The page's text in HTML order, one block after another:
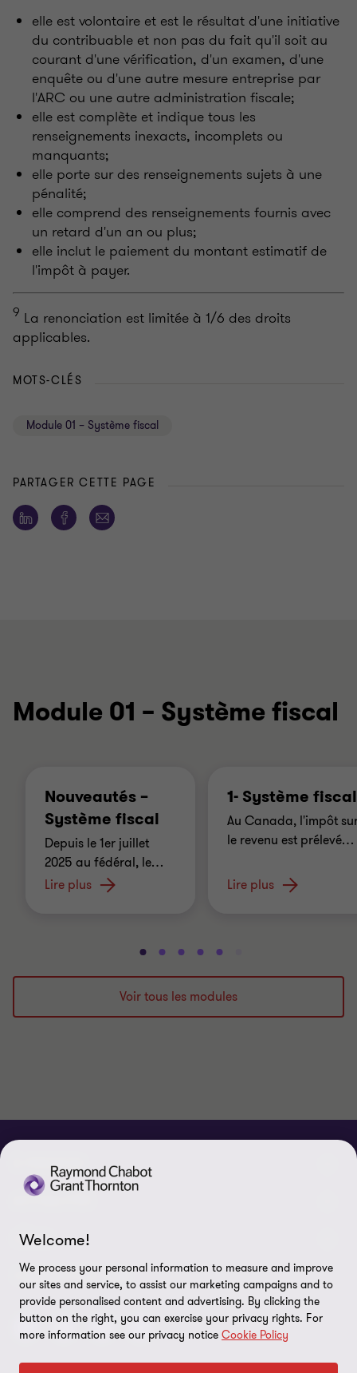
elle est volontaire et est le résultat d'une initiative
du contribuable et non pas du fait qu'il soit au
courant d'une vérification, d'un examen, d'une
enquête ou d'une autre mesure entreprise par
l'ARC ou une autre administration fiscale;
elle est complète et indique tous les
renseignements inexacts, incomplets ou
manquants;
elle porte sur des renseignements sujets à une
pénalité;
elle comprend des renseignements fournis avec
un retard d'un an ou plus;
elle inclut le paiement du montant estimatif de
l'impôt à payer.
9 La renonciation est limitée à 1/6 des droits
applicables.
MOTS-CLÉS
Module 01 – Système fiscal
PARTAGER CETTE PAGE
Module 01 – Système fiscal
Nouveautés –
Système fiscal
Depuis le 1er juillet
2025 au fédéral, le…
Lire plus
1- Système fiscal
Au Canada, l'impôt
le revenu est prélevé…
Lire plus
Aller
à
la
diapositive
Aller
à
la
diapositive
Aller
à
la
diapositive
Aller
à
la
diapositive
Aller
à
la
diapositive
à
diapositive
à
diapositive
à
diapositive
Voir tous les modules
À PROPOS
Qui sommes-nous
Événements et webinaires
Responsabilité sociale d’entreprise (RSE)
Services
Carrières
Gouvernance
ACTUALITÉS
Nouvelles / communiqués
Dans les médias
Réalisations
LÉGAL
Notes légales
Politique de confidentialité
Politique sur l’utilisation des fichiers témoins
CONNECTEZ SUR
Welcome!
We process your personal information to measure and improve
our sites and service, to assist our marketing campaigns and to
provide personalised content and advertising. By clicking the
button on the right, you can exercise your privacy rights. For
more information see our privacy notice Cookie Policy